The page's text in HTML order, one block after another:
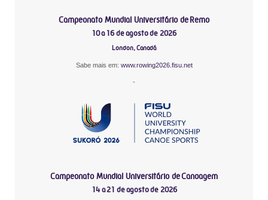
Campeonato Mundial Universitário de Remo
10 a 16 de agosto de 2026
London, Canadá
Sabe mais em: www.rowing2026.fisu.net
-
Campeonato Mundial Universitário de Canoagem
14 a 21 de agosto de 2026